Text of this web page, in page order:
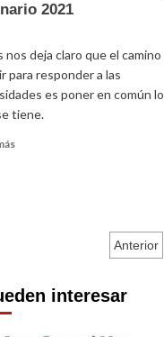
2021
nos deja claro que el camino
para responder a las
es poner en común lo
tiene.
2021
Anterior
interesar